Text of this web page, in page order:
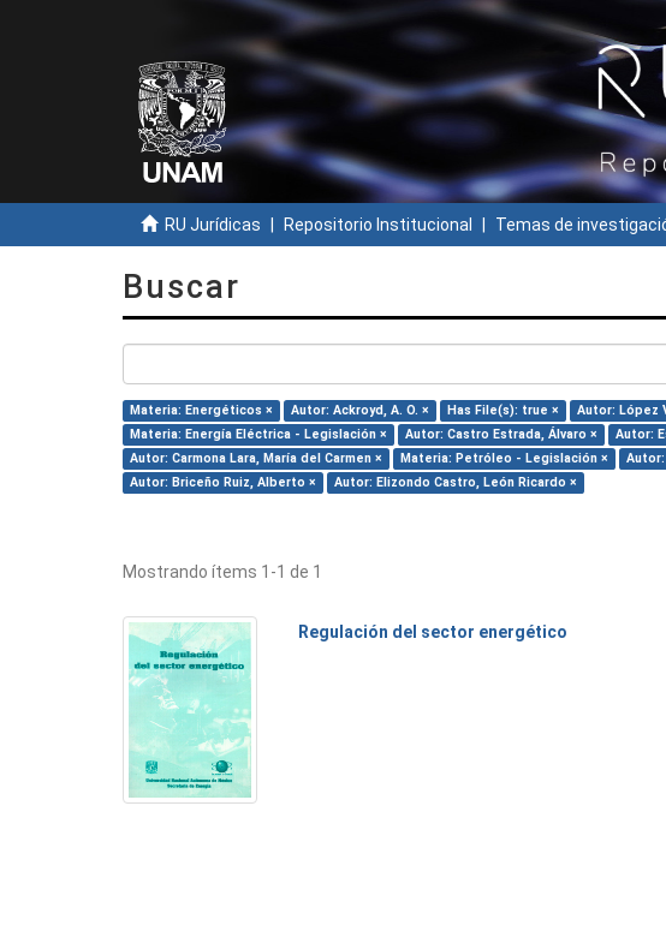
RU Jurídicas Repositorio Institucional Temas de
Buscar
Materia: Energéticos × Autor: Ackroyd, A. O. × Has File(s): true × Autor: López
Materia: Energía Eléctrica - Legislación ×
Autor: Castro Estrada, Álvaro × Autor:
Autor: Carmona Lara, María del Carmen ×
Materia: Petróleo - Legislación × Autor:
Autor: Briceño Ruiz, Alberto ×
Autor: Elizondo Castro, León Ricardo ×
Mostrando ítems 1-1 de 1
Regulación del sector energético